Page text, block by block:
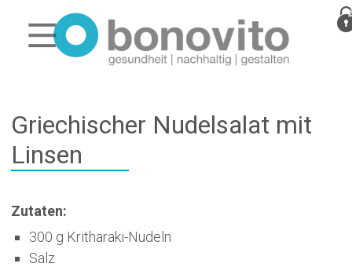
Griechischer Nudelsalat mit
Linsen
Zutaten:
300 g Kritharaki-Nudeln
Salz